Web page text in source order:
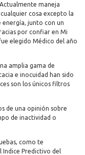
maneja
cosa excepto la
energía, junto con un
por confiar en Mi
elegido Médico del año
amplia gama de
e inocuidad han sido
son los únicos filtros
de una opinión sobre
de inactividad o
como te
Predictivo del